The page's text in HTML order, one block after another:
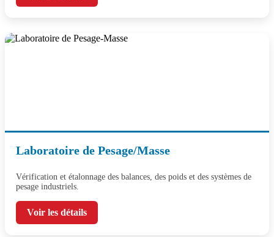
Laboratoire de Pesage/Masse
Vérification et étalonnage des balances, des poids et des systèmes de
pesage industriels.
Voir les détails